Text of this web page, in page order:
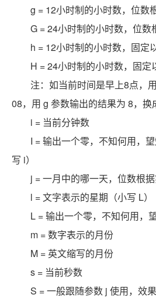
g = 12小时制的小时数，位数
G = 24小时制的小时数，位数
h = 12小时制的小时数，固定
H = 24小时制的小时数，固定
注：如当前时间是早上8点，
08，用 g 参数输出的结果为 8，换
i = 当前分钟数
I = 输出一个零，不知何用，
写 i）
j = 一月中的哪一天，位数根
l = 文字表示的星期（小写 L）
L = 输出一个零，不知何用，
m = 数字表示的月份
M = 英文缩写的月份
s = 当前秒数
S = 一般跟随参数 j 使用，效